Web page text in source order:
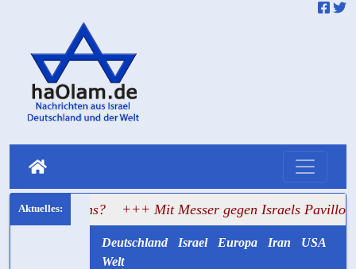
+++ Mit Messer gegen Israels Pavillon: Hass
Deutschland Israel Europa Iran
USA
Welt